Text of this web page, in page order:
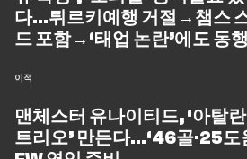
다…튀르키예행 거절→챔스
드 포함→‘태업 논란’에도 동
이적
맨체스터 유나이티드, ‘아탈
트리오’ 만든다…‘46골·25도